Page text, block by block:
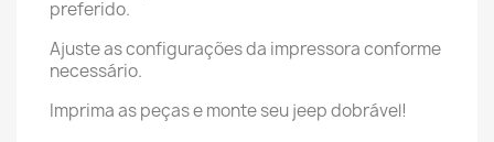
preferido.
Ajuste as configurações da impressora conforme
necessário.
Imprima as peças e monte seu jeep dobrável!